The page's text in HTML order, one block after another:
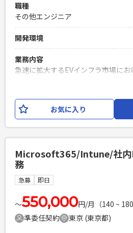
職種
その他エンジニア
開発環境
業務内容
急速に拡大するEVインフラ市場に
団形成を中心に、上流工程から施
いただく想定です。 業務内容例と
ます。 【業務内容】 ・中途採用の
ための施策立案 ・採用要件のすり合
者との定例ミーティング ・採用レポ
必須スキル
・採用実務の経験3年以上 ・週3日
像> ・自走して施策を企画・実行で
境でスピード感を持って動ける方 ・
お気に入り
Microsoft365/Intune/社内
務
急募 即日
〜550,000円/月（140 ~
準委任契約
東京 (東京都)